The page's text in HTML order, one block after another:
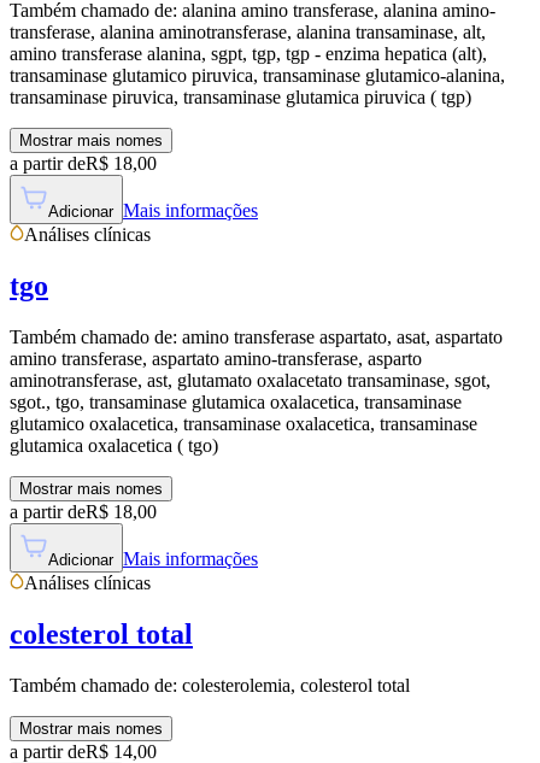
Também chamado de: alanina amino transferase, alanina amino-
transferase, alanina aminotransferase, alanina transaminase, alt,
amino transferase alanina, sgpt, tgp, tgp - enzima hepatica (alt),
transaminase glutamico piruvica, transaminase glutamico-alanina,
transaminase piruvica, transaminase glutamica piruvica ( tgp)
Mostrar mais nomes
a partir deR$ 18,00
Adicionar Mais informações
Análises clínicas
tgo
Também chamado de: amino transferase aspartato, asat, aspartato
amino transferase, aspartato amino-transferase, asparto
aminotransferase, ast, glutamato oxalacetato transaminase, sgot,
sgot., tgo, transaminase glutamica oxalacetica, transaminase
glutamico oxalacetica, transaminase oxalacetica, transaminase
glutamica oxalacetica ( tgo)
Mostrar mais nomes
a partir deR$ 18,00
Adicionar Mais informações
Análises clínicas
colesterol total
Também chamado de: colesterolemia, colesterol total
Mostrar mais nomes
a partir deR$ 14,00